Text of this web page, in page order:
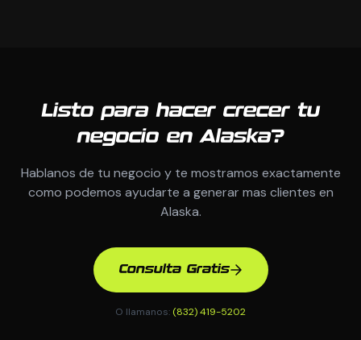
Listo para hacer crecer tu
negocio en Alaska?
Hablanos de tu negocio y te mostramos exactamente
como podemos ayudarte a generar mas clientes en
Alaska.
Consulta Gratis
O llamanos: (832) 419-5202